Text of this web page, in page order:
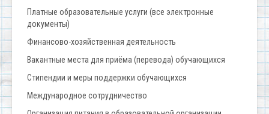
Платные образовательные услуги (все электронные
документы)
Финансово-хозяйственная деятельность
Вакантные места для приёма (перевода) обучающихся
Стипендии и меры поддержки обучающихся
Международное сотрудничество